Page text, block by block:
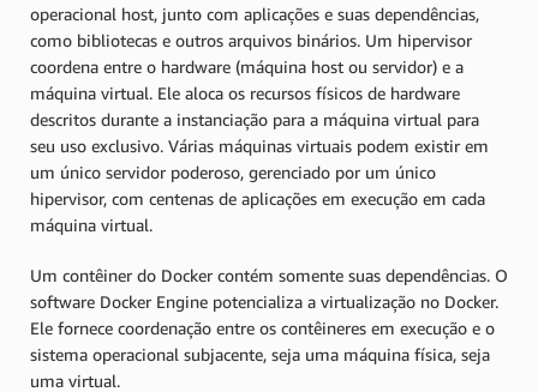
operacional host, junto com aplicações e suas dependências,
como bibliotecas e outros arquivos binários. Um hipervisor
coordena entre o hardware (máquina host ou servidor) e a
máquina virtual. Ele aloca os recursos físicos de hardware
descritos durante a instanciação para a máquina virtual para
seu uso exclusivo. Várias máquinas virtuais podem existir em
um único servidor poderoso, gerenciado por um único
hipervisor, com centenas de aplicações em execução em cada
máquina virtual.
Um contêiner do Docker contém somente suas dependências. O
software Docker Engine potencializa a virtualização no Docker.
Ele fornece coordenação entre os contêineres em execução e o
sistema operacional subjacente, seja uma máquina física, seja
uma virtual.